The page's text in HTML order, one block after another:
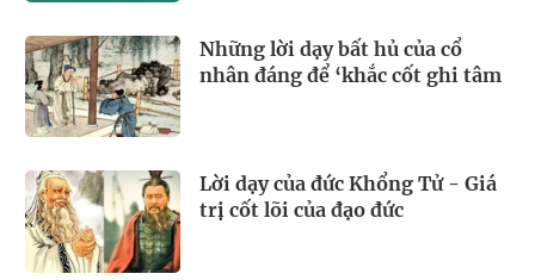
Những lời dạy bất hủ của cổ
nhân đáng để ‘khắc cốt ghi tâm
Lời dạy của đức Khổng Tử - Giá
trị cốt lõi của đạo đức